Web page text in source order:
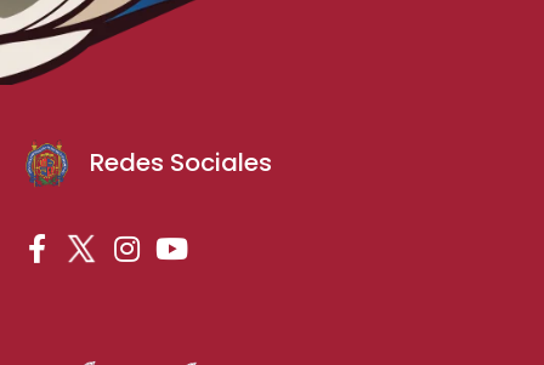
Redes Sociales